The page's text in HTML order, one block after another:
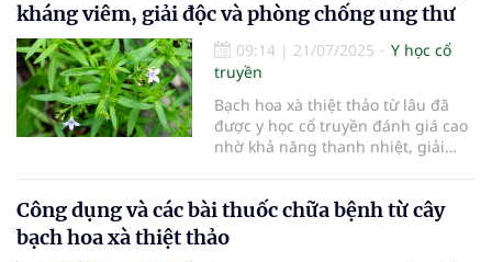
kháng viêm, giải độc và phòng chống ung thư
09:14 | 21/07/2025
Y học cổ
truyền
Bạch hoa xà thiệt thảo từ lâu đã
được y học cổ truyền đánh giá cao
nhờ khả năng thanh nhiệt, giải
Công dụng và các bài thuốc chữa bệnh từ cây
bạch hoa xà thiệt thảo